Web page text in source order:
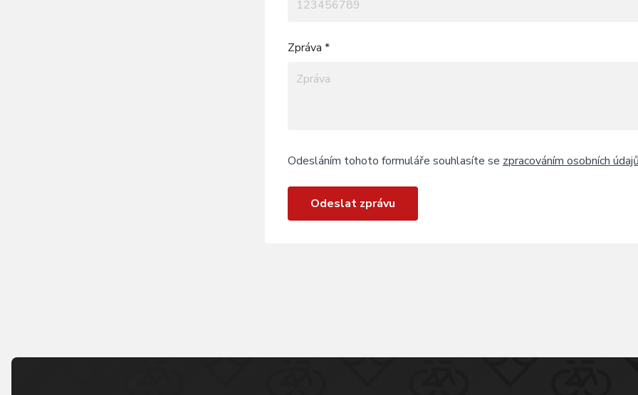
Zpráva *
Odesláním tohoto formuláře souhlasíte se zpracováním osobních
Odeslat zprávu